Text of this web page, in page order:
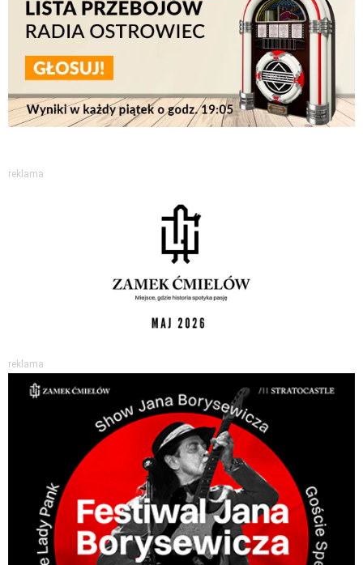
reklama
reklama